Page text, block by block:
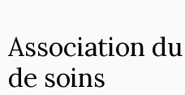
Association
de soins